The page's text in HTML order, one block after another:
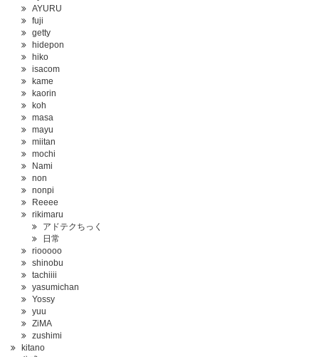
AYURU
fuji
getty
hidepon
hiko
isacom
kame
kaorin
koh
masa
mayu
miitan
mochi
Nami
non
nonpi
Reeee
rikimaru
アドテクちっく
日常
riooooo
shinobu
tachiiii
yasumichan
Yossy
yuu
ZiMA
zushimi
kitano